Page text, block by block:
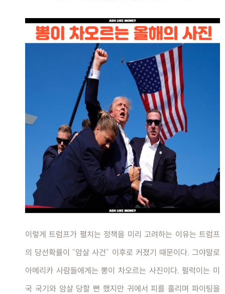
이렇게 트럼프가 펼치는 정책을 미리 고려하는 이유는 트럼프
의 당선확률이 "암살 사건" 이후로 커졌기 때문이다. 그야말로
아메리카 사람들에게는 뽕이 차오르는 사진이다. 펄럭이는 미
국 국기와 암살 당할 뻔 했지만 귀에서 피를 흘리며 파이팅을